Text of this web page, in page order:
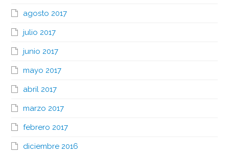
agosto 2017
julio 2017
junio 2017
mayo 2017
abril 2017
marzo 2017
febrero 2017
diciembre 2016